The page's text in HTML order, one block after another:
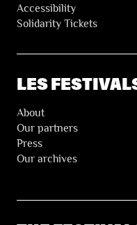
Accessibility
Solidarity Tickets
LES
About
Our partners
Press
Our archives